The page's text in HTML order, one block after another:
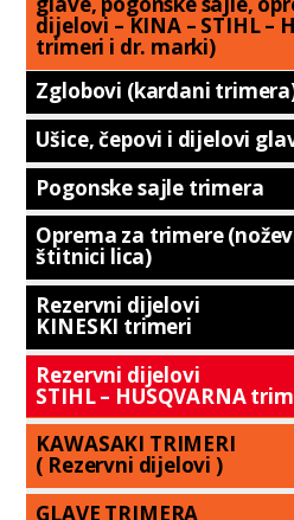
dijelovi – KINA – STIHL –
trimeri i dr. marki)
Zglobovi (kardani
Ušice, čepovi i dijelovi
Pogonske sajle trimera
Oprema za trimere
štitnici lica)
Rezervni dijelovi
KINESKI trimeri
Rezervni dijelovi
STIHL – HUSQVARNA
KAWASAKI TRIMERI
( Rezervni dijelovi )
GLAVE TRIMERA